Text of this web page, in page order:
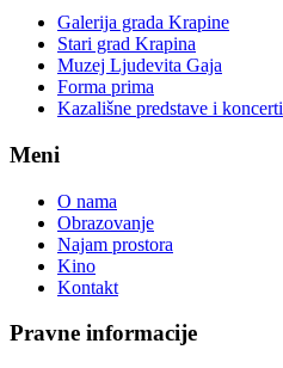
Galerija grada Krapine
Stari grad Krapina
Muzej Ljudevita Gaja
Forma prima
Kazališne predstave i koncerti
Meni
O nama
Obrazovanje
Najam prostora
Kino
Kontakt
Pravne informacije